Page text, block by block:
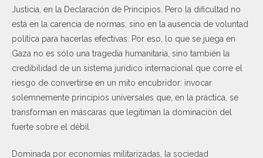
Justicia, en la Declaración de Principios. Pero la dificultad no
está en la carencia de normas, sino en la ausencia de voluntad
política para hacerlas efectivas. Por eso, lo que se juega en
Gaza no es sólo una tragedia humanitaria, sino también la
credibilidad de un sistema jurídico internacional que corre el
riesgo de convertirse en un mito encubridor: invocar
solemnemente principios universales que, en la práctica, se
transforman en máscaras que legitiman la dominación del
fuerte sobre el débil.
Dominada por economías militarizadas, la sociedad